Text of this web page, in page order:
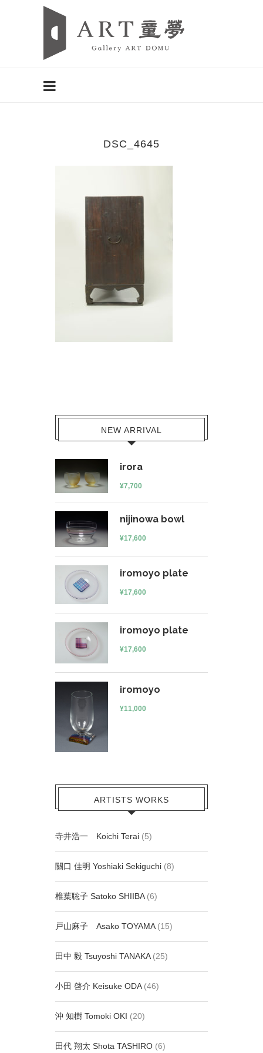
DSC_4645
NEW ARRIVAL
irora
¥7,700
nijinowa bowl
¥17,600
iromoyo plate
¥17,600
iromoyo plate
¥17,600
iromoyo
¥11,000
ARTISTS WORKS
寺井浩一 Koichi Terai (5)
關口 佳明 Yoshiaki Sekiguchi (8)
椎葉聡子 Satoko SHIIBA (6)
戸山麻子 Asako TOYAMA (15)
田中 毅 Tsuyoshi TANAKA (25)
小田 啓介 Keisuke ODA (46)
沖 知樹 Tomoki OKI (20)
田代 翔太 Shota TASHIRO (6)